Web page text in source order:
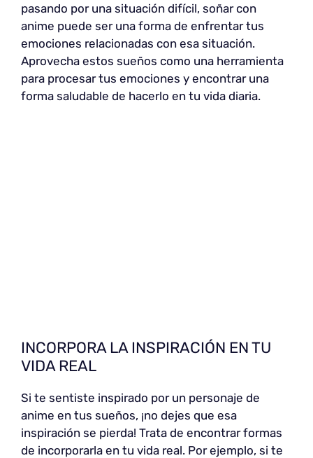
pasando por una situación difícil, soñar con
anime puede ser una forma de enfrentar tus
emociones relacionadas con esa situación.
Aprovecha estos sueños como una herramienta
para procesar tus emociones y encontrar una
forma saludable de hacerlo en tu vida diaria.
INCORPORA LA INSPIRACIÓN EN TU
VIDA REAL
Si te sentiste inspirado por un personaje de
anime en tus sueños, ¡no dejes que esa
inspiración se pierda! Trata de encontrar formas
de incorporarla en tu vida real. Por ejemplo, si te